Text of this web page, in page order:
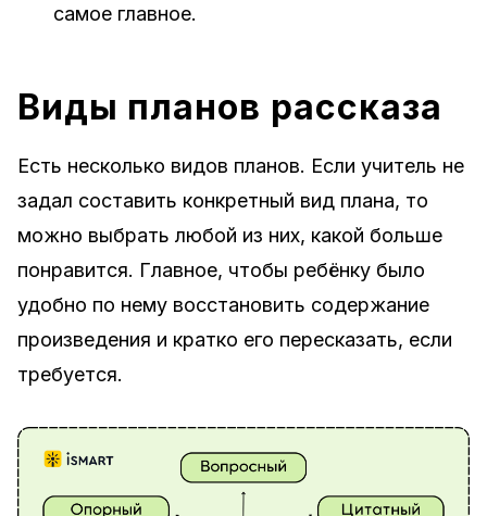
самое главное.
Виды планов рассказа
Есть несколько видов планов. Если учитель не
задал составить конкретный вид плана, то
можно выбрать любой из них, какой больше
понравится. Главное, чтобы ребёнку было
удобно по нему восстановить содержание
произведения и кратко его пересказать, если
требуется.